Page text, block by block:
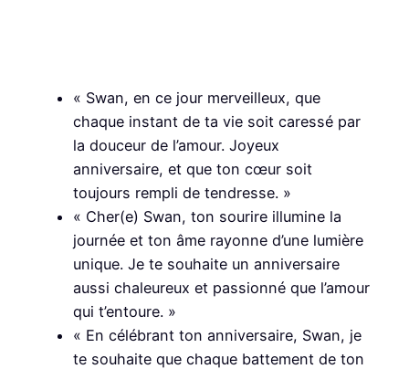
« Swan, en ce jour merveilleux, que
chaque instant de ta vie soit caressé par
la douceur de l’amour. Joyeux
anniversaire, et que ton cœur soit
toujours rempli de tendresse. »
« Cher(e) Swan, ton sourire illumine la
journée et ton âme rayonne d’une lumière
unique. Je te souhaite un anniversaire
aussi chaleureux et passionné que l’amour
qui t’entoure. »
« En célébrant ton anniversaire, Swan, je
te souhaite que chaque battement de ton